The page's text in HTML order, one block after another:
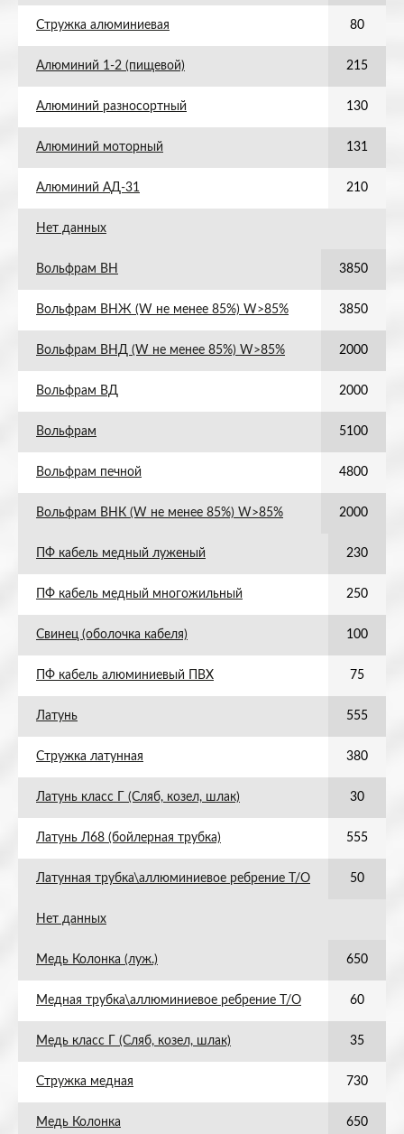
Стружка алюминиевая 80
Алюминий 1-2 (пищевой) 215
Алюминий разносортный 130
Алюминий моторный 131
Алюминий АД-31 210
Нет данных
Вольфрам ВН 3850
Вольфрам ВНЖ (W не менее 85%) W>85% 3850
Вольфрам ВНД (W не менее 85%) W>85% 2000
Вольфрам ВД 2000
Вольфрам 5100
Вольфрам печной 4800
Вольфрам ВНК (W не менее 85%) W>85% 2000
ПФ кабель медный луженый 230
ПФ кабель медный многожильный 250
Свинец (оболочка кабеля) 100
ПФ кабель алюминиевый ПВХ 75
Латунь 555
Стружка латунная 380
Латунь класс Г (Сляб, козел, шлак) 30
Латунь Л68 (бойлерная трубка) 555
Латунная трубка\аллюминиевое ребрение Т/О 50
Нет данных
Медь Колонка (луж.) 650
Медная трубка\аллюминиевое ребрение Т/О 60
Медь класс Г (Сляб, козел, шлак) 35
Стружка медная 730
Медь Колонка 650